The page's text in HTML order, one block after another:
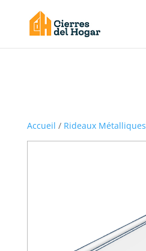
Accueil / Rideaux Métalliques